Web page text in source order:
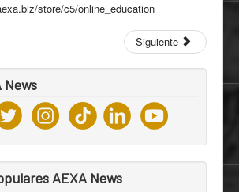
store/c5/online_education
Siguiente
News
AEXA News